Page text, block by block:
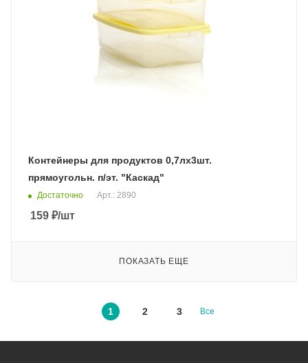
Контейнеры для продуктов 0,7лх3шт.
прямоугольн. п/эт. "Каскад"
Достаточно Арт.: 2890
159 ₽/шт
ПОКАЗАТЬ ЕЩЕ
1 2 3 Все